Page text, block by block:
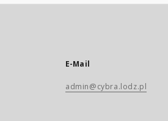
E-Mail
admin@cybra.lodz.pl